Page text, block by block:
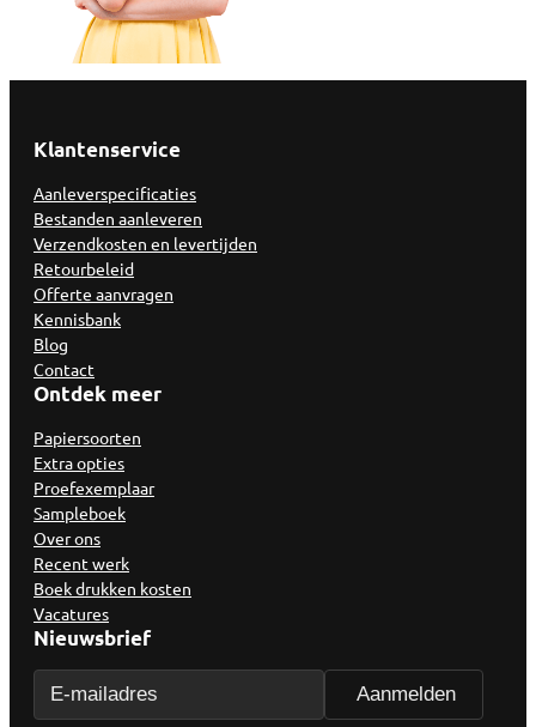
Klantenservice
Aanleverspecificaties
Bestanden aanleveren
Verzendkosten en levertijden
Retourbeleid
Offerte aanvragen
Kennisbank
Blog
Contact
Ontdek meer
Papiersoorten
Extra opties
Proefexemplaar
Sampleboek
Over ons
Recent werk
Boek drukken kosten
Vacatures
Nieuwsbrief